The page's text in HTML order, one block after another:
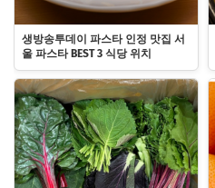
생방송투데이 파스타 인정 맛집 서
울 파스타 BEST 3 식당 위치